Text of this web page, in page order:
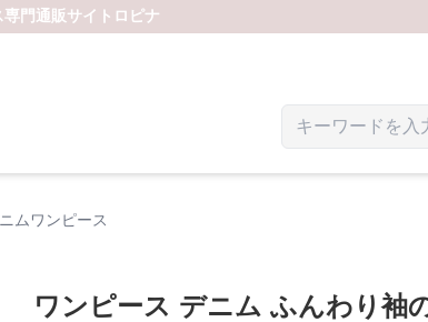
専門通販サイト ロピナ
ムワンピース
ワンピース デニム ふんわり袖